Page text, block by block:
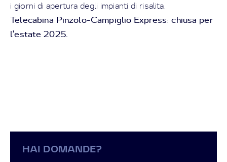
i giorni di apertura degli impianti di risalita.
Telecabina Pinzolo-Campiglio Express: chiusa per
l'estate 2025.
HAI DOMANDE?